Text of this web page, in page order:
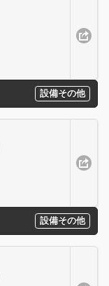
設備その他
設備その他